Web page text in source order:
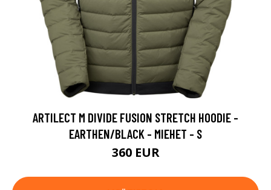
ARTILECT M DIVIDE FUSION STRETCH HOODIE -
EARTHEN/BLACK - MIEHET - S
360 EUR